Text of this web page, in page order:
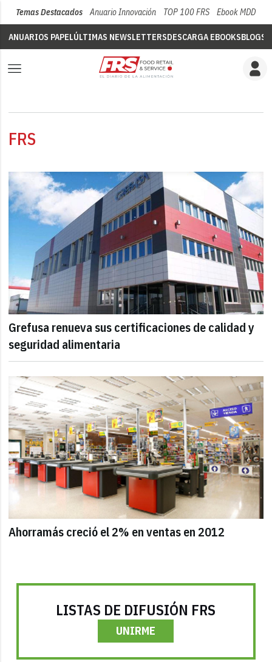
Temas Destacados Anuario Innovación TOP 100 FRS Ebook MDD
ANUARIOS PAPELÚLTIMAS NEWSLETTERSDESCARGA EBOOKSBLOGS
FRS
Grefusa renueva sus certificaciones de calidad y
seguridad alimentaria
Ahorramás creció el 2% en ventas en 2012
LISTAS DE DIFUSIÓN FRS
UNIRME